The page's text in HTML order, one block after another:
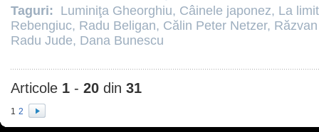
Taguri: Luminiţa Gheorghiu, Câinele japonez, La
Rebengiuc, Radu Beligan, Călin Peter Netzer,
Radu Jude, Dana Bunescu
Articole 1 - 20 din 31
1 2